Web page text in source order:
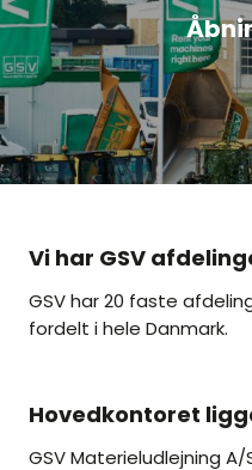
Vi har GSV
GSV har 20 faste
fordelt i hele Danmark.
Hovedkontoret
GSV Materieludlejning A/